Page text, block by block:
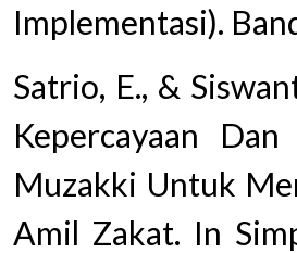
Implementasi).
Satrio, E., &
Kepercayaan
Muzakki Untuk
Amil Zakat. In